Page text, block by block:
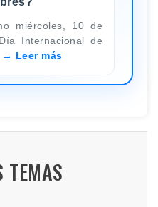
miércoles, 10 de
Internacional de
Leer más
TEMAS